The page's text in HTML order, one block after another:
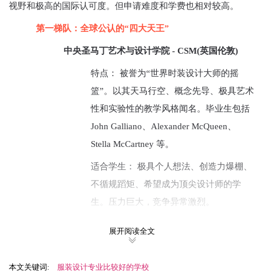
视野和极高的国际认可度。但申请难度和学费也相对较高。
​第一梯队：全球公认的“四大天王”​​
​中央圣马丁艺术与设计学院 - CSM(英国伦敦)​​
​特点​： 被誉为“世界时装设计大师的摇
篮”。以其天马行空、概念先导、极具艺术
性和实验性的教学风格闻名。毕业生包括
John Galliano、Alexander McQueen、
Stella McCartney 等。
​适合学生​： 极具个人想法、创造力爆棚、
不循规蹈矩、希望成为顶尖设计师的学
生。压力巨大，竞争异常激烈。
​特点​： 商业化与艺术性结合得非常好的典
范。坐落于纽约时尚中心，拥有无与伦比
展开阅读全文
本文关键词: 服装设计专业比较好的学校